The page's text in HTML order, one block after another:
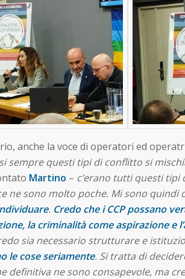
anche la voce di operatori ed
sempre questi tipi di conflitto si
Martino – c’erano tutti questi tipi
ne sono molto poche. Mi sono quindi
. Credo che i CCP possano
la criminalità come aspirazione e
sia necessario strutturare e
le cose seriamente. Si tratta di
ne sono consapevole, ma